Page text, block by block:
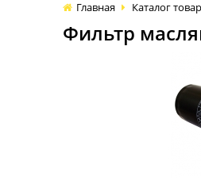
Главная Каталог
Фильтр